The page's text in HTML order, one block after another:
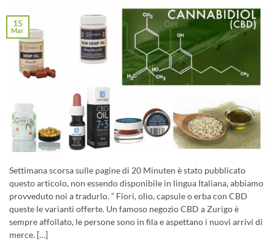
15
Mar
Settimana scorsa sulle pagine di 20 Minuten è stato pubblicato
questo articolo, non essendo disponibile in lingua Italiana, abbiamo
provveduto noi a tradurlo. ” Fiori, olio, capsule o erba con CBD
queste le varianti offerte. Un famoso negozio CBD a Zurigo è
sempre affollato, le persone sono in fila e aspettano i nuovi arrivi di
merce. […]